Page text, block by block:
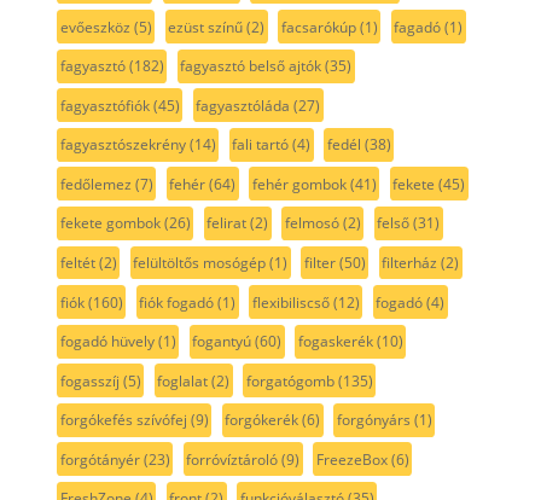
evőeszköz (5) ezüst színű(2) facsarókúp(1) fagadó(1)
fagyasztó(182) fagyasztó belső ajtók(35)
fagyasztófiók(45) fagyasztóláda (27)
fagyasztószekrény(14) fali tartó(4) fedél (38)
fedőlemez (7) fehér(64) fehér gombok(41) fekete (45)
fekete gombok(26) felirat(2) felmosó(2) felső(31)
feltét(2) felültöltős mosógép(1) filter(50) filterház (2)
fiók(160) fiók fogadó(1) flexibiliscső(12) fogadó(4)
fogadó hüvely(1) fogantyú(60) fogaskerék(10)
fogasszíj (5) foglalat(2) forgatógomb(135)
forgókefés szívófej (9) forgókerék(6) forgónyárs (1)
forgótányér(23) forróvíztároló(9) FreezeBox(6)